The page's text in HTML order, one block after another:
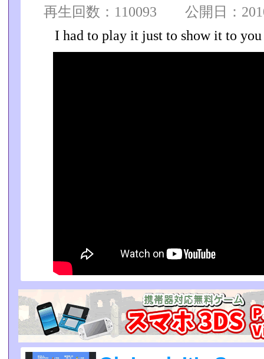
再生回数：110093 公開日：
I had to play it just to show it to you